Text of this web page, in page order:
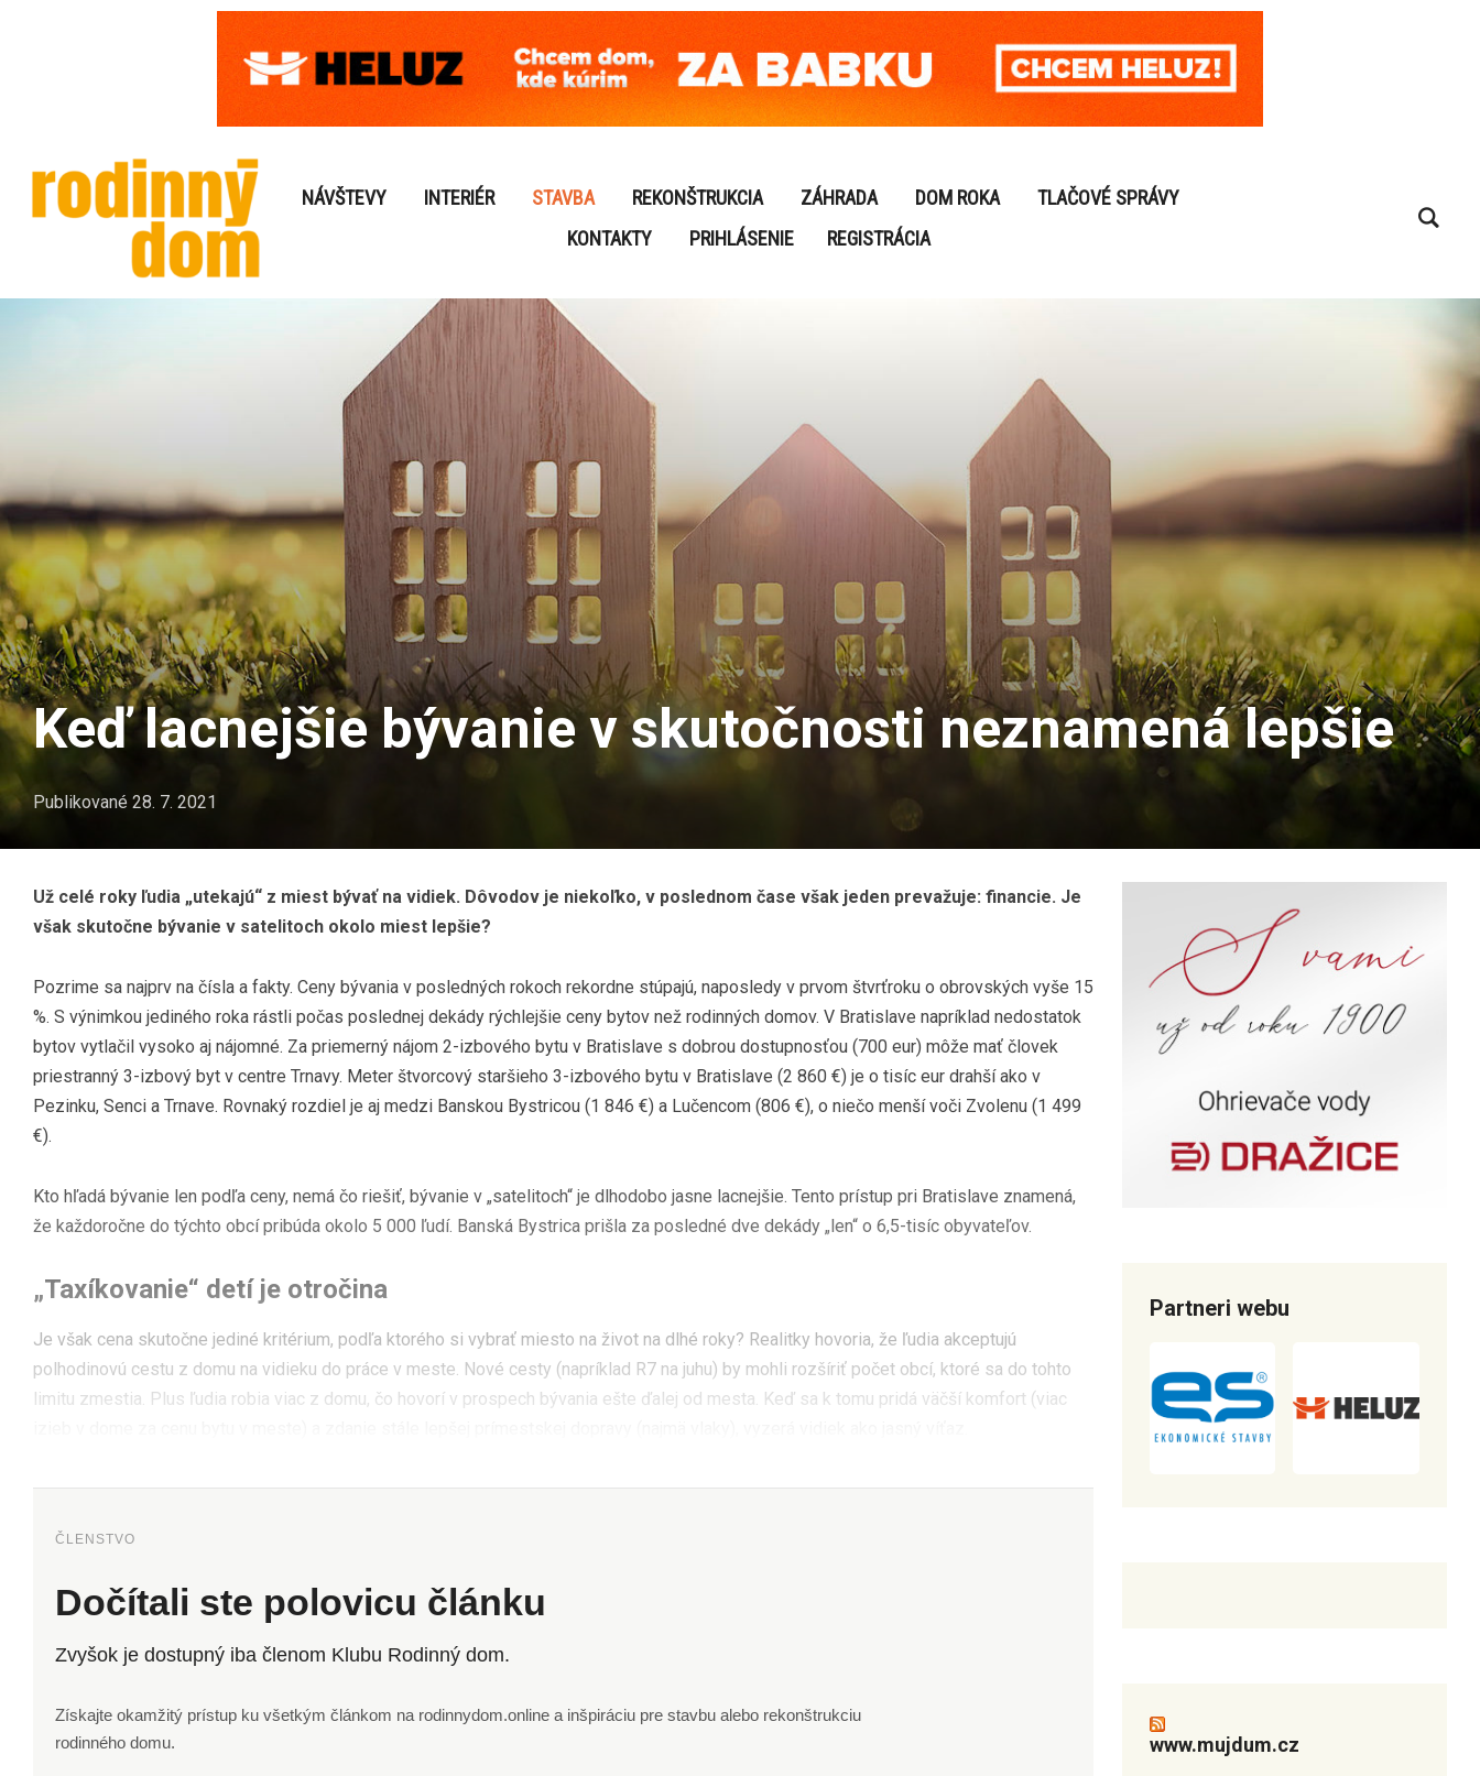
NÁVŠTEVY INTERIÉR STAVBA REKONŠTRUKCIA ZÁHRADA DOM ROKA
TLAČOVÉ SPRÁVY
KONTAKTY
PRIHLÁSENIE REGISTRÁCIA
Keď lacnejšie bývanie v skutočnosti neznamená lepšie
Publikované 28. 7. 2021
Už celé roky ľudia „utekajú“ z miest bývať na vidiek. Dôvodov je niekoľko, v poslednom čase však jeden prevažuje: financie. Je
však skutočne bývanie v satelitoch okolo miest lepšie?
Pozrime sa najprv na čísla a fakty. Ceny bývania v posledných rokoch rekordne stúpajú, naposledy v prvom štvrťroku o obrovských vyše 15
%. S výnimkou jediného roka rástli počas poslednej dekády rýchlejšie ceny bytov než rodinných domov. V Bratislave napríklad nedostatok
bytov vytlačil vysoko aj nájomné. Za priemerný nájom 2-izbového bytu v Bratislave s dobrou dostupnosťou (700 eur) môže mať človek
priestranný 3-izbový byt v centre Trnavy. Meter štvorcový staršieho 3-izbového bytu v Bratislave (2 860 €) je o tisíc eur drahší ako v
Pezinku, Senci a Trnave. Rovnaký rozdiel je aj medzi Banskou Bystricou (1 846 €) a Lučencom (806 €), o niečo menší voči Zvolenu (1 499
€).
Kto hľadá bývanie len podľa ceny, nemá čo riešiť, bývanie v „satelitoch“ je dlhodobo jasne lacnejšie. Tento prístup pri Bratislave znamená,
že každoročne do týchto obcí pribúda okolo 5 000 ľudí. Banská Bystrica prišla za posledné dve dekády „len“ o 6,5-tisíc obyvateľov.
„Taxíkovanie“ detí je otročina
Je však cena skutočne jediné kritérium, podľa ktorého si vybrať miesto na život na dlhé roky? Realitky hovoria, že ľudia akceptujú
polhodinovú cestu z domu na vidieku do práce v meste. Nové cesty (napríklad R7 na juhu) by mohli rozšíriť počet obcí, ktoré sa do tohto
limitu zmestia. Plus ľudia robia viac z domu, čo hovorí v prospech bývania ešte ďalej od mesta. Keď sa k tomu pridá väčší komfort (viac
ČLENSTVO
Dočítali ste polovicu článku
Zvyšok je dostupný iba členom Klubu Rodinný dom.
Získajte okamžitý prístup ku všetkým článkom na rodinnydom.online a inšpiráciu pre stavbu alebo rekonštrukciu
rodinného domu.
Partneri webu
www.mujdum.cz